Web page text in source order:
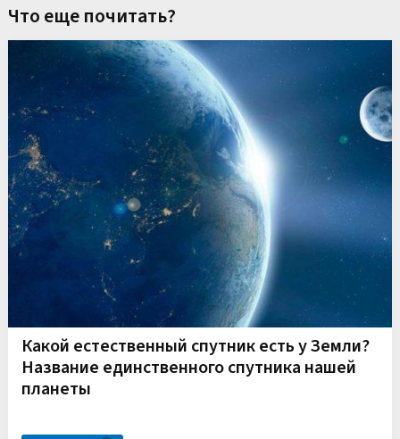
Что еще почитать?
Какой естественный спутник есть у Земли?
Название единственного спутника нашей
планеты